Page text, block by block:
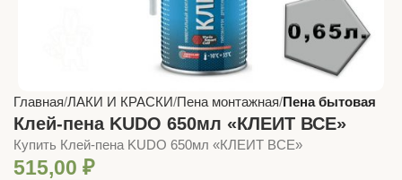
Главная ЛАКИ И КРАСКИ Пена монтажная Пена бытовая
Клей-пена KUDO 650мл «КЛЕИТ ВСЕ»
Купить Клей-пена KUDO 650мл «КЛЕИТ ВСЕ»
515,00 ₽